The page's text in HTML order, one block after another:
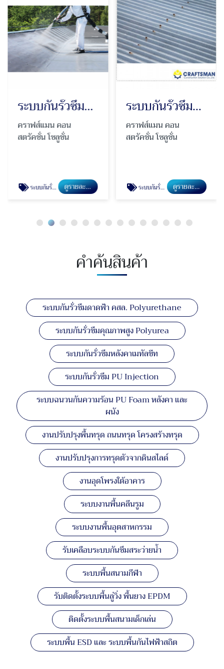
ระบบกันรั่วซึมคุณภาพสูง Polyurea
คราฟส์แมน คอน
สตรัคชั่น โซลูชั่น
ระบบกันรั่วซึมคุณภาพสูง Polyurea ดูรายละเอียด
ระบบกันรั่วซึมหลังคาเมทัลชีท
คราฟส์แมน คอน
สตรัคชั่น โซลูชั่น
ระบบกันรั่วซึมหลังคาเมทัลชีท ดูรายละเอียด
คำค้นสินค้า
ระบบกันรั่วซึมดาดฟ้า คสล. Polyurethane
ระบบกันรั่วซึมคุณภาพสูง Polyurea
ระบบกันรั่วซึมหลังคาเมทัลชีท
ระบบกันรั่วซึม PU Injection
ระบบฉนวนกันความร้อน PU Foam หลังคา และ
ผนัง
งานปรับปรุงพื้นทรุด ถนนทรุด โครงสร้างทรุด
งานปรับปรุงการทรุดตัวจากดินสไลด์
งานอุดโพรงใต้อาคาร
ระบบงานพื้นคลีนรูม
ระบบงานพื้นอุตสาหกรรม
รับเคลือบระบบกันซึมสระว่ายน้ำ
ระบบพื้นสนามกีฬา
รับติดตั้งระบบพื้นลู่วิ่ง พื้นยาง EPDM
ติดตั้งระบบพื้นสนามเด็กเล่น
ระบบพื้น ESD และ ระบบพื้นกันไฟฟ้าสถิต